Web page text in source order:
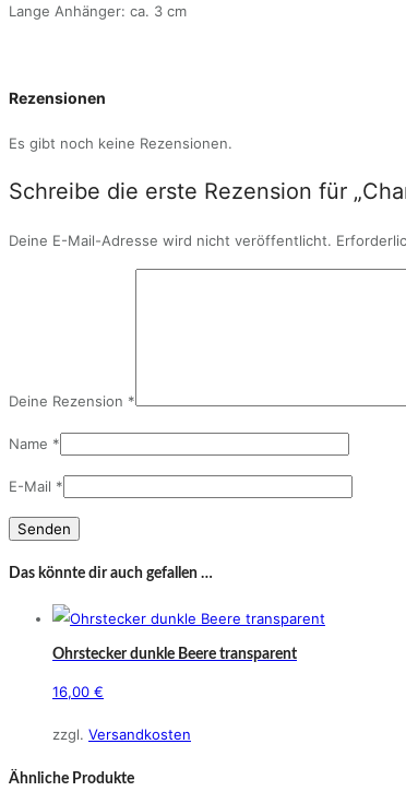
Lange Anhänger: ca. 3 cm
Rezensionen
Es gibt noch keine Rezensionen.
Schreibe die erste Rezension für
Deine E-Mail-Adresse wird nicht veröffentlicht.
Deine Rezension *
Name *
E-Mail *
Das könnte dir auch gefallen …
Ohrstecker dunkle Beere transparent
16,00 €
zzgl. Versandkosten
Ähnliche Produkte